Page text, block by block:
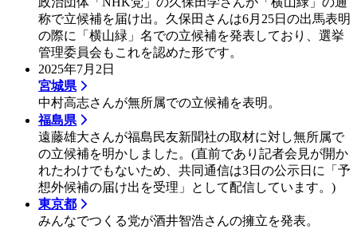
称で立候補を届け出。久保田さんは6月25日の出馬表明
の際に「横山緑」名での立候補を発表しており、選挙
管理委員会もこれを認めた形です。
2025年7月2日
宮城県
中村高志さんが無所属での立候補を表明。
福島県
遠藤雄大さんが福島民友新聞社の取材に対し無所属で
の立候補を明かしました。(直前であり記者会見が開か
れたわけでもないため、共同通信は3日の公示日に「予
想外候補の届け出を受理」として配信しています。)
東京都
みんなでつくる党が酒井智浩さんの擁立を発表。